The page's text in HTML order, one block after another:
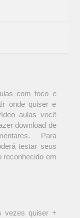
com foco e
onde quiser e
aulas você
download de
Para
testar seus
reconhecido em
vezes quiser +